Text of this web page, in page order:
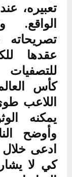
تعبيره،
الواقع.
عقدها
للتصفيات
كأس
اللاعب
يمكنه
وأوضح
ادعى
كي لا